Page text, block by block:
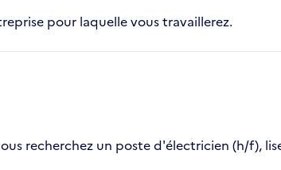
pour laquelle vous travaillerez.
recherchez un poste d'électricien (h/f),